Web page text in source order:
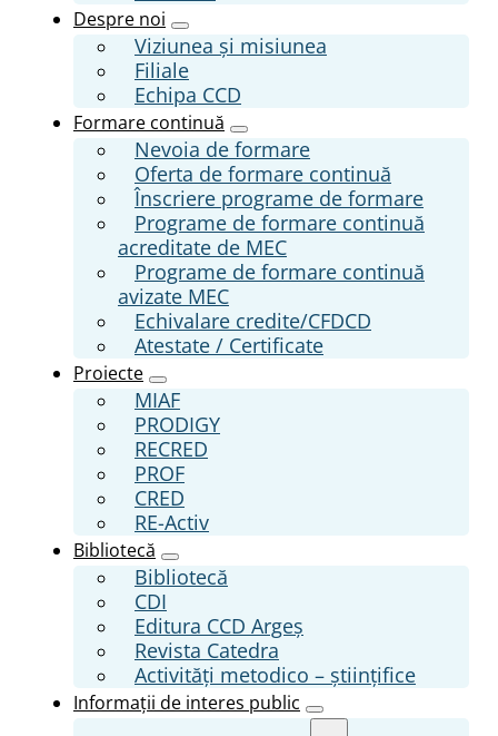
Despre noi
Viziunea și misiunea
Filiale
Echipa CCD
Formare continuă
Nevoia de formare
Oferta de formare continuă
Înscriere programe de formare
Programe de formare continuă
acreditate de MEC
Programe de formare continuă
avizate MEC
Echivalare credite/CFDCD
Atestate / Certificate
Proiecte
MIAF
PRODIGY
RECRED
PROF
CRED
RE-Activ
Bibliotecă
Bibliotecă
CDI
Editura CCD Argeş
Revista Catedra
Activități metodico – științifice
Informații de interes public